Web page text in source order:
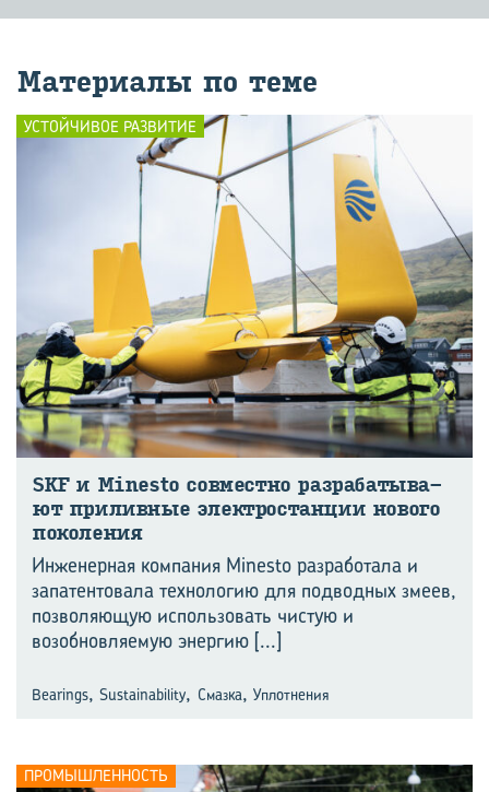
Ма­те­ри­а­лы по теме
УСТОЙЧИВОЕ РАЗВИТИЕ
SKF и Minesto сов­мест­но раз­ра­ба­ты­ва­
ют при­лив­ные элек­тро­стан­ции но­во­го
по­ко­ле­ния
Инженерная компания Minesto разработала и
запатентовала технологию для подводных змеев,
позволяющую использовать чистую и
возобновляемую энергию [...]
Bearings, Sustainability, Смазка, Уплотнения
ПРОМЫШЛЕННОСТЬ